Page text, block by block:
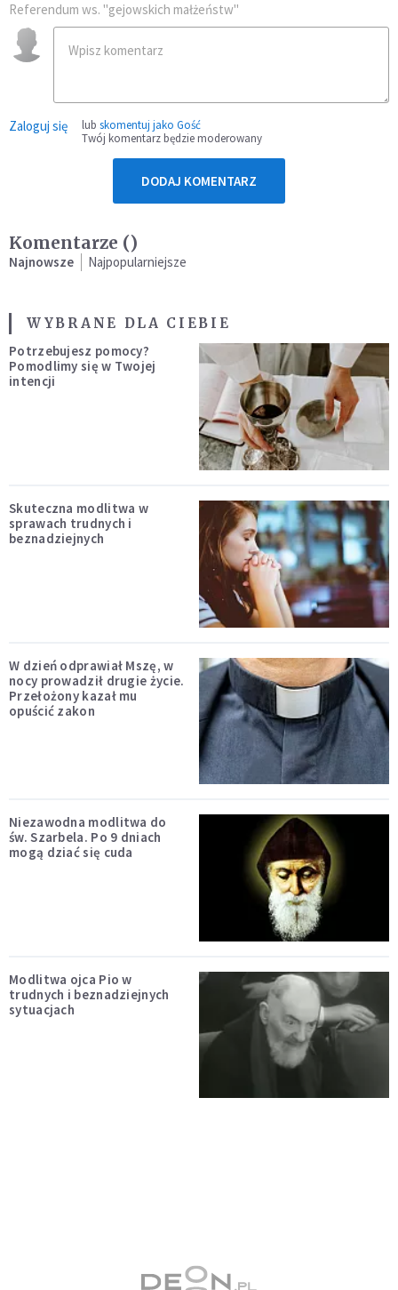
Referendum ws. "gejowskich małżeństw"
Zaloguj się lub skomentuj jako Gość
Twój komentarz będzie moderowany
DODAJ KOMENTARZ
Komentarze ()
Najnowsze Najpopularniejsze
WYBRANE DLA CIEBIE
Potrzebujesz pomocy?
Pomodlimy się w Twojej
intencji
Skuteczna modlitwa w
sprawach trudnych i
beznadziejnych
W dzień odprawiał Mszę, w
nocy prowadził drugie życie.
Przełożony kazał mu
opuścić zakon
Niezawodna modlitwa do
św. Szarbela. Po 9 dniach
mogą dziać się cuda
Modlitwa ojca Pio w
trudnych i beznadziejnych
sytuacjach